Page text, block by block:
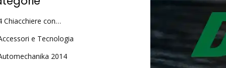
Chiacchiere con…
e Tecnologia
2014